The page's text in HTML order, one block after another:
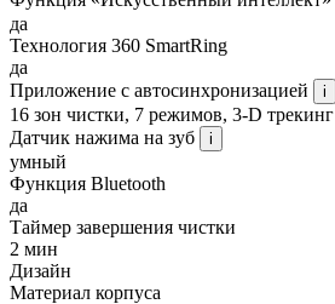
да
Технология 360 SmartRing
да
Приложение с автосинхронизацией
i
16 зон чистки, 7 режимов, 3-D трекинг
Датчик нажима на зуб
i
умный
Функция Bluetooth
да
Таймер завершения чистки
2 мин
Дизайн
Материал корпуса